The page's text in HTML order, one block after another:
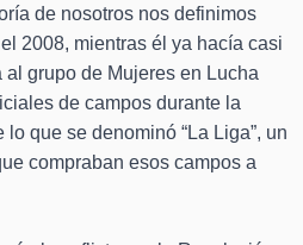
de nosotros nos definimos
2008, mientras él ya hacía casi
grupo de Mujeres en Lucha
de campos durante la
que se denominó “La Liga”, un
compraban esos campos a